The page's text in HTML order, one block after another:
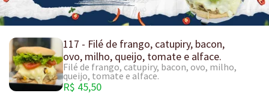
117 - Filé de frango, catupiry, bacon,
ovo, milho, queijo, tomate e alface.
Filé de frango, catupiry, bacon, ovo, milho,
queijo, tomate e alface.
R$ 45,50